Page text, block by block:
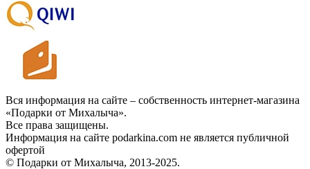
Вся информация на сайте – собственность интернет-магазина
«Подарки от Михалыча».
Все права защищены.
Информация на сайте podarkina.com не является публичной
офертой
© Подарки от Михалыча, 2013-2025.